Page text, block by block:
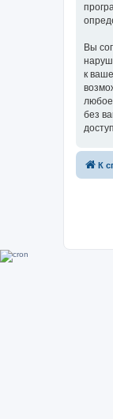
Вы
к
любое
без
К